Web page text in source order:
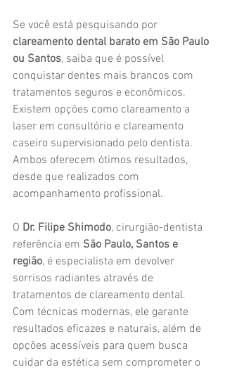
Se você está pesquisando por
clareamento dental barato em São Paulo
ou Santos, saiba que é possível
conquistar dentes mais brancos com
tratamentos seguros e econômicos.
Existem opções como clareamento a
laser em consultório e clareamento
caseiro supervisionado pelo dentista.
Ambos oferecem ótimos resultados,
desde que realizados com
acompanhamento profissional.
O Dr. Filipe Shimodo, cirurgião-dentista
referência em São Paulo, Santos e
região, é especialista em devolver
sorrisos radiantes através de
tratamentos de clareamento dental.
Com técnicas modernas, ele garante
resultados eficazes e naturais, além de
opções acessíveis para quem busca
cuidar da estética sem comprometer o